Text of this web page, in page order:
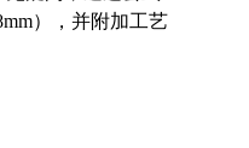
），并附加工艺